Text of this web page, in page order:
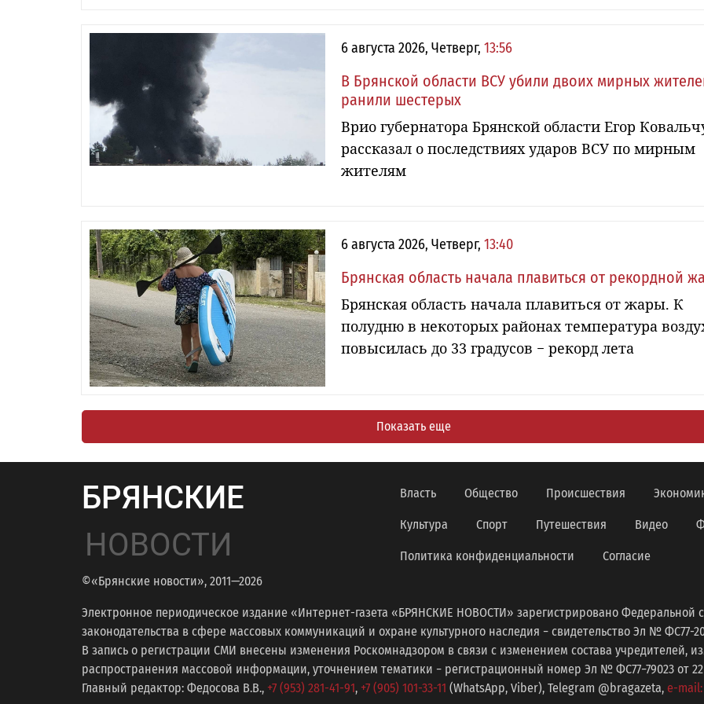
6 августа 2026, Четверг, 13:56
В Брянской области ВСУ убили двоих мирных
ранили шестерых
Врио губернатора Брянской области Егор
рассказал о последствиях ударов ВСУ по мирным
жителям
6 августа 2026, Четверг, 13:40
Брянская область начала плавиться от рекордной
Брянская область начала плавиться от жары. К
полудню в некоторых районах температура
повысилась до 33 градусов − рекорд лета
Показать еще
БРЯНСКИЕ
НОВОСТИ
©«Брянские новости», 2011—2026
Власть Общество Происшествия
Культура Спорт Путешествия Видео
Политика конфиденциальности Согласие
Электронное периодическое издание «Интернет-газета «БРЯНСКИЕ НОВОСТИ» зарегистрировано Федеральной
законодательства в сфере массовых коммуникаций и охране культурного наследия − свидетельство Эл № ФС77-
В запись о регистрации СМИ внесены изменения Роскомнадзором в связи с изменением состава учредителей,
распространения массовой информации, уточнением тематики − регистрационный номер Эл № ФС77−79023 от 22
Главный редактор: Федосова В.В., +7 (953) 281-41-91, +7 (905) 101-33-11 (WhatsApp, Viber), Telegram @bragazeta, e-